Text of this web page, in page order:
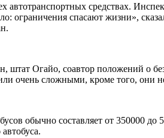
автотранспортных средствах.
ограничения спасают жизни»,
Огайо, соавтор положений о
очень сложными, кроме того, они
обычно составляет от 350000 до